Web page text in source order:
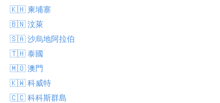
🇰🇭 柬埔寨
🇧🇳 汶萊
🇸🇦 沙烏地阿拉伯
🇹🇭 泰國
🇲🇴 澳門
🇰🇼 科威特
🇨🇨 科科斯群島